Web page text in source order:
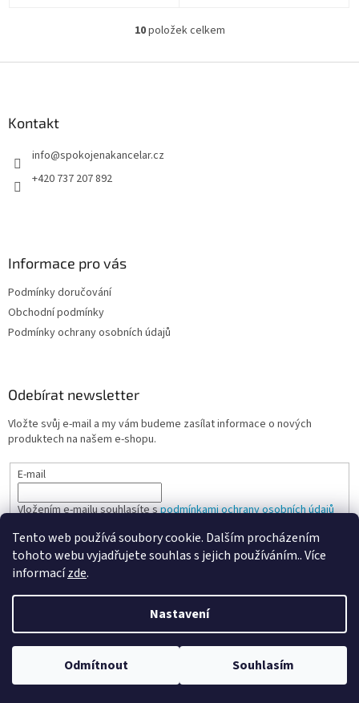
Tento web používá soubory cookie. Dalším procházením
tohoto webu vyjadřujete souhlas s jejich používáním.. Více
informacízde.
Nastavení
Odmítnout Souhlasím
O
l
10položek celkem
Kontakt
info@spokojenakancelar.cz
+420 737 207 892
Informace pro vás
Podmínky doručování
Obchodní podmínky
Podmínky ochrany osobních údajů
Odebírat newsletter
Vložte svůj e-mail a my vám budeme zasílat informace o nových
produktech na našem e-shopu.
E-mail
Vložením e-mailu souhlasíte spodmínkami ochrany osobních údajů
PŘIHLÁSIT SE
Vytvořil Shoptet
Copyright 2026Spokojená kancelář . Všechna práva vyhrazena.